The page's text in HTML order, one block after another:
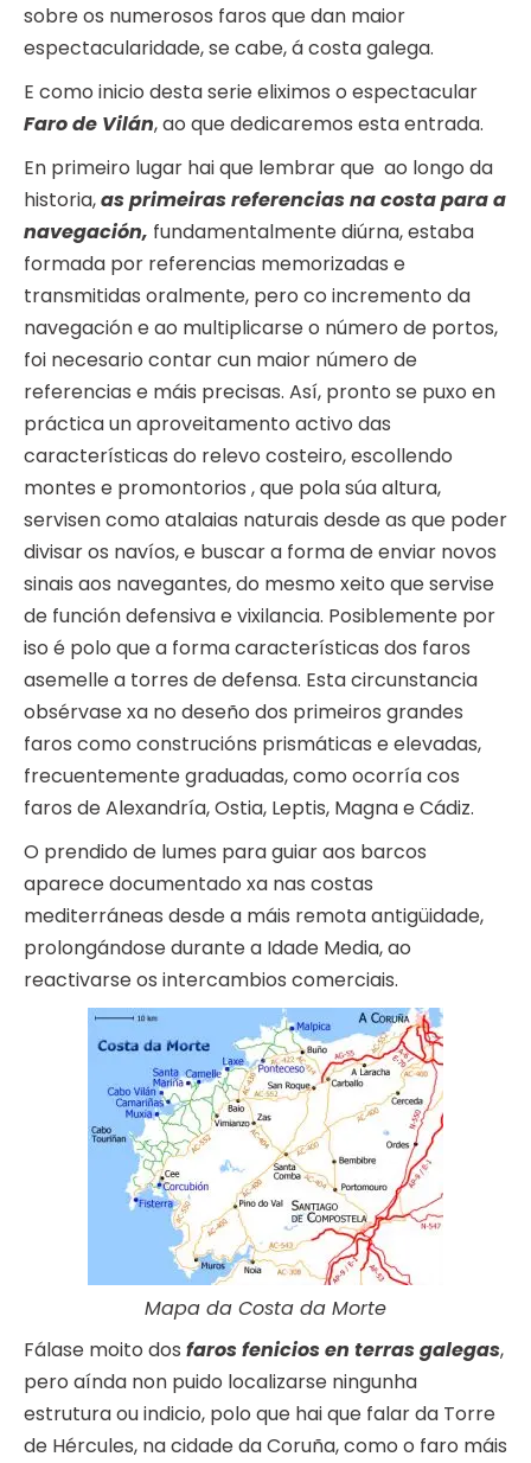
sobre os numerosos faros que dan maior
espectacularidade, se cabe, á costa galega.
E como inicio desta serie eliximos o espectacular
Faro de Vilán, ao que dedicaremos esta entrada.
En primeiro lugar hai que lembrar que ao longo da
historia,as primeiras referencias na costa para a
navegación, fundamentalmente diúrna, estaba
formada por referencias memorizadas e
transmitidas oralmente, pero co incremento da
navegación e ao multiplicarse o número de portos,
foi necesario contar cun maior número de
referencias e máis precisas. Así, pronto se puxo en
práctica un aproveitamento activo das
características do relevo costeiro, escollendo
montes e promontorios , que pola súa altura,
servisen como atalaias naturais desde as que poder
divisar os navíos, e buscar a forma de enviar novos
sinais aos navegantes, do mesmo xeito que servise
de función defensiva e vixilancia. Posiblemente por
iso é polo que a forma características dos faros
asemelle a torres de defensa. Esta circunstancia
obsérvase xa no deseño dos primeiros grandes
faros como construcións prismáticas e elevadas,
frecuentemente graduadas, como ocorría cos
faros de Alexandría, Ostia, Leptis, Magna e Cádiz.
O prendido de lumes para guiar aos barcos
aparece documentado xa nas costas
mediterráneas desde a máis remota antigüidade,
prolongándose durante a Idade Media, ao
reactivarse os intercambios comerciais.
Mapa da Costa da Morte
Fálase moito dos faros fenicios en terras galegas,
pero aínda non puido localizarse ningunha
estrutura ou indicio, polo que hai que falar da Torre
de Hércules, na cidade da Coruña, como o faro máis